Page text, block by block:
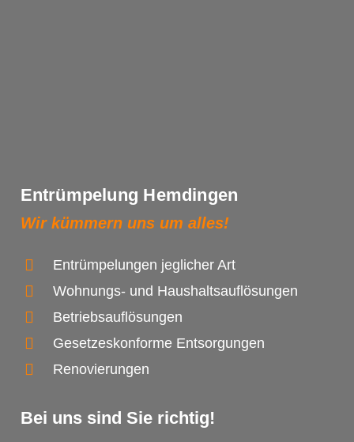
Entrümpelung Hemdingen
Wir kümmern uns um alles!
Entrümpelungen jeglicher Art
Wohnungs- und Haushaltsauflösungen
Betriebsauflösungen
Gesetzeskonforme Entsorgungen
Renovierungen
Bei uns sind Sie richtig!